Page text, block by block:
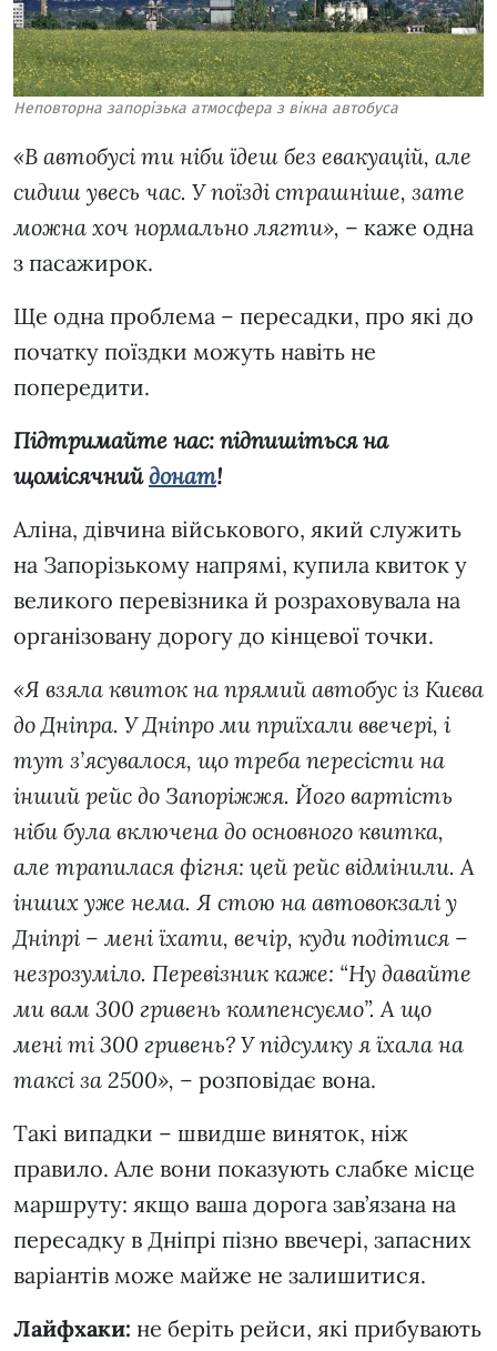
Неповторна запорізька атмосфера з вікна автобуса
«В автобусі ти ніби їдеш без евакуацій, але
сидиш увесь час. У поїзді страшніше, зате
можна хоч нормально лягти», – каже одна
з пасажирок.
Ще одна проблема – пересадки, про які до
початку поїздки можуть навіть не
попередити.
Підтримайте нас: підпишіться на
щомісячнийдонат!
Аліна, дівчина військового, який служить
на Запорізькому напрямі, купила квиток у
великого перевізника й розраховувала на
організовану дорогу до кінцевої точки.
«Я взяла квиток на прямий автобус із Києва
до Дніпра. У Дніпро ми приїхали ввечері, і
тут з’ясувалося, що треба пересісти на
інший рейс до Запоріжжя. Його вартість
ніби була включена до основного квитка,
але трапилася фігня: цей рейс відмінили. А
інших уже нема. Я стою на автовокзалі у
Дніпрі – мені їхати, вечір, куди подітися –
незрозуміло. Перевізник каже: “Ну давайте
ми вам 300 гривень компенсуємо”. А що
мені ті 300 гривень? У підсумку я їхала на
таксі за 2500», – розповідає вона.
Такі випадки – швидше виняток, ніж
правило. Але вони показують слабке місце
маршруту: якщо ваша дорога зав’язана на
пересадку в Дніпрі пізно ввечері, запасних
варіантів може майже не залишитися.
Лайфхаки: не беріть рейси, які прибувають